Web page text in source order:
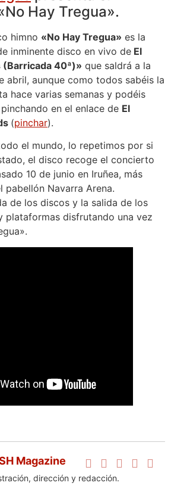
Hay Tregua».
himno «No Hay Tregua» es la
inminente disco en vivo de El
(Barricada 40ª)» que saldrá a la
abril, aunque como todos sabéis la
hace varias semanas y podéis
en el enlace de El
(pinchar).
el mundo, lo repetimos por si
el disco recoge el concierto
10 de junio en Iruñea, más
pabellón Navarra Arena.
de los discos y la salida de los
plataformas disfrutando una vez
Magazine
dirección y redacción.